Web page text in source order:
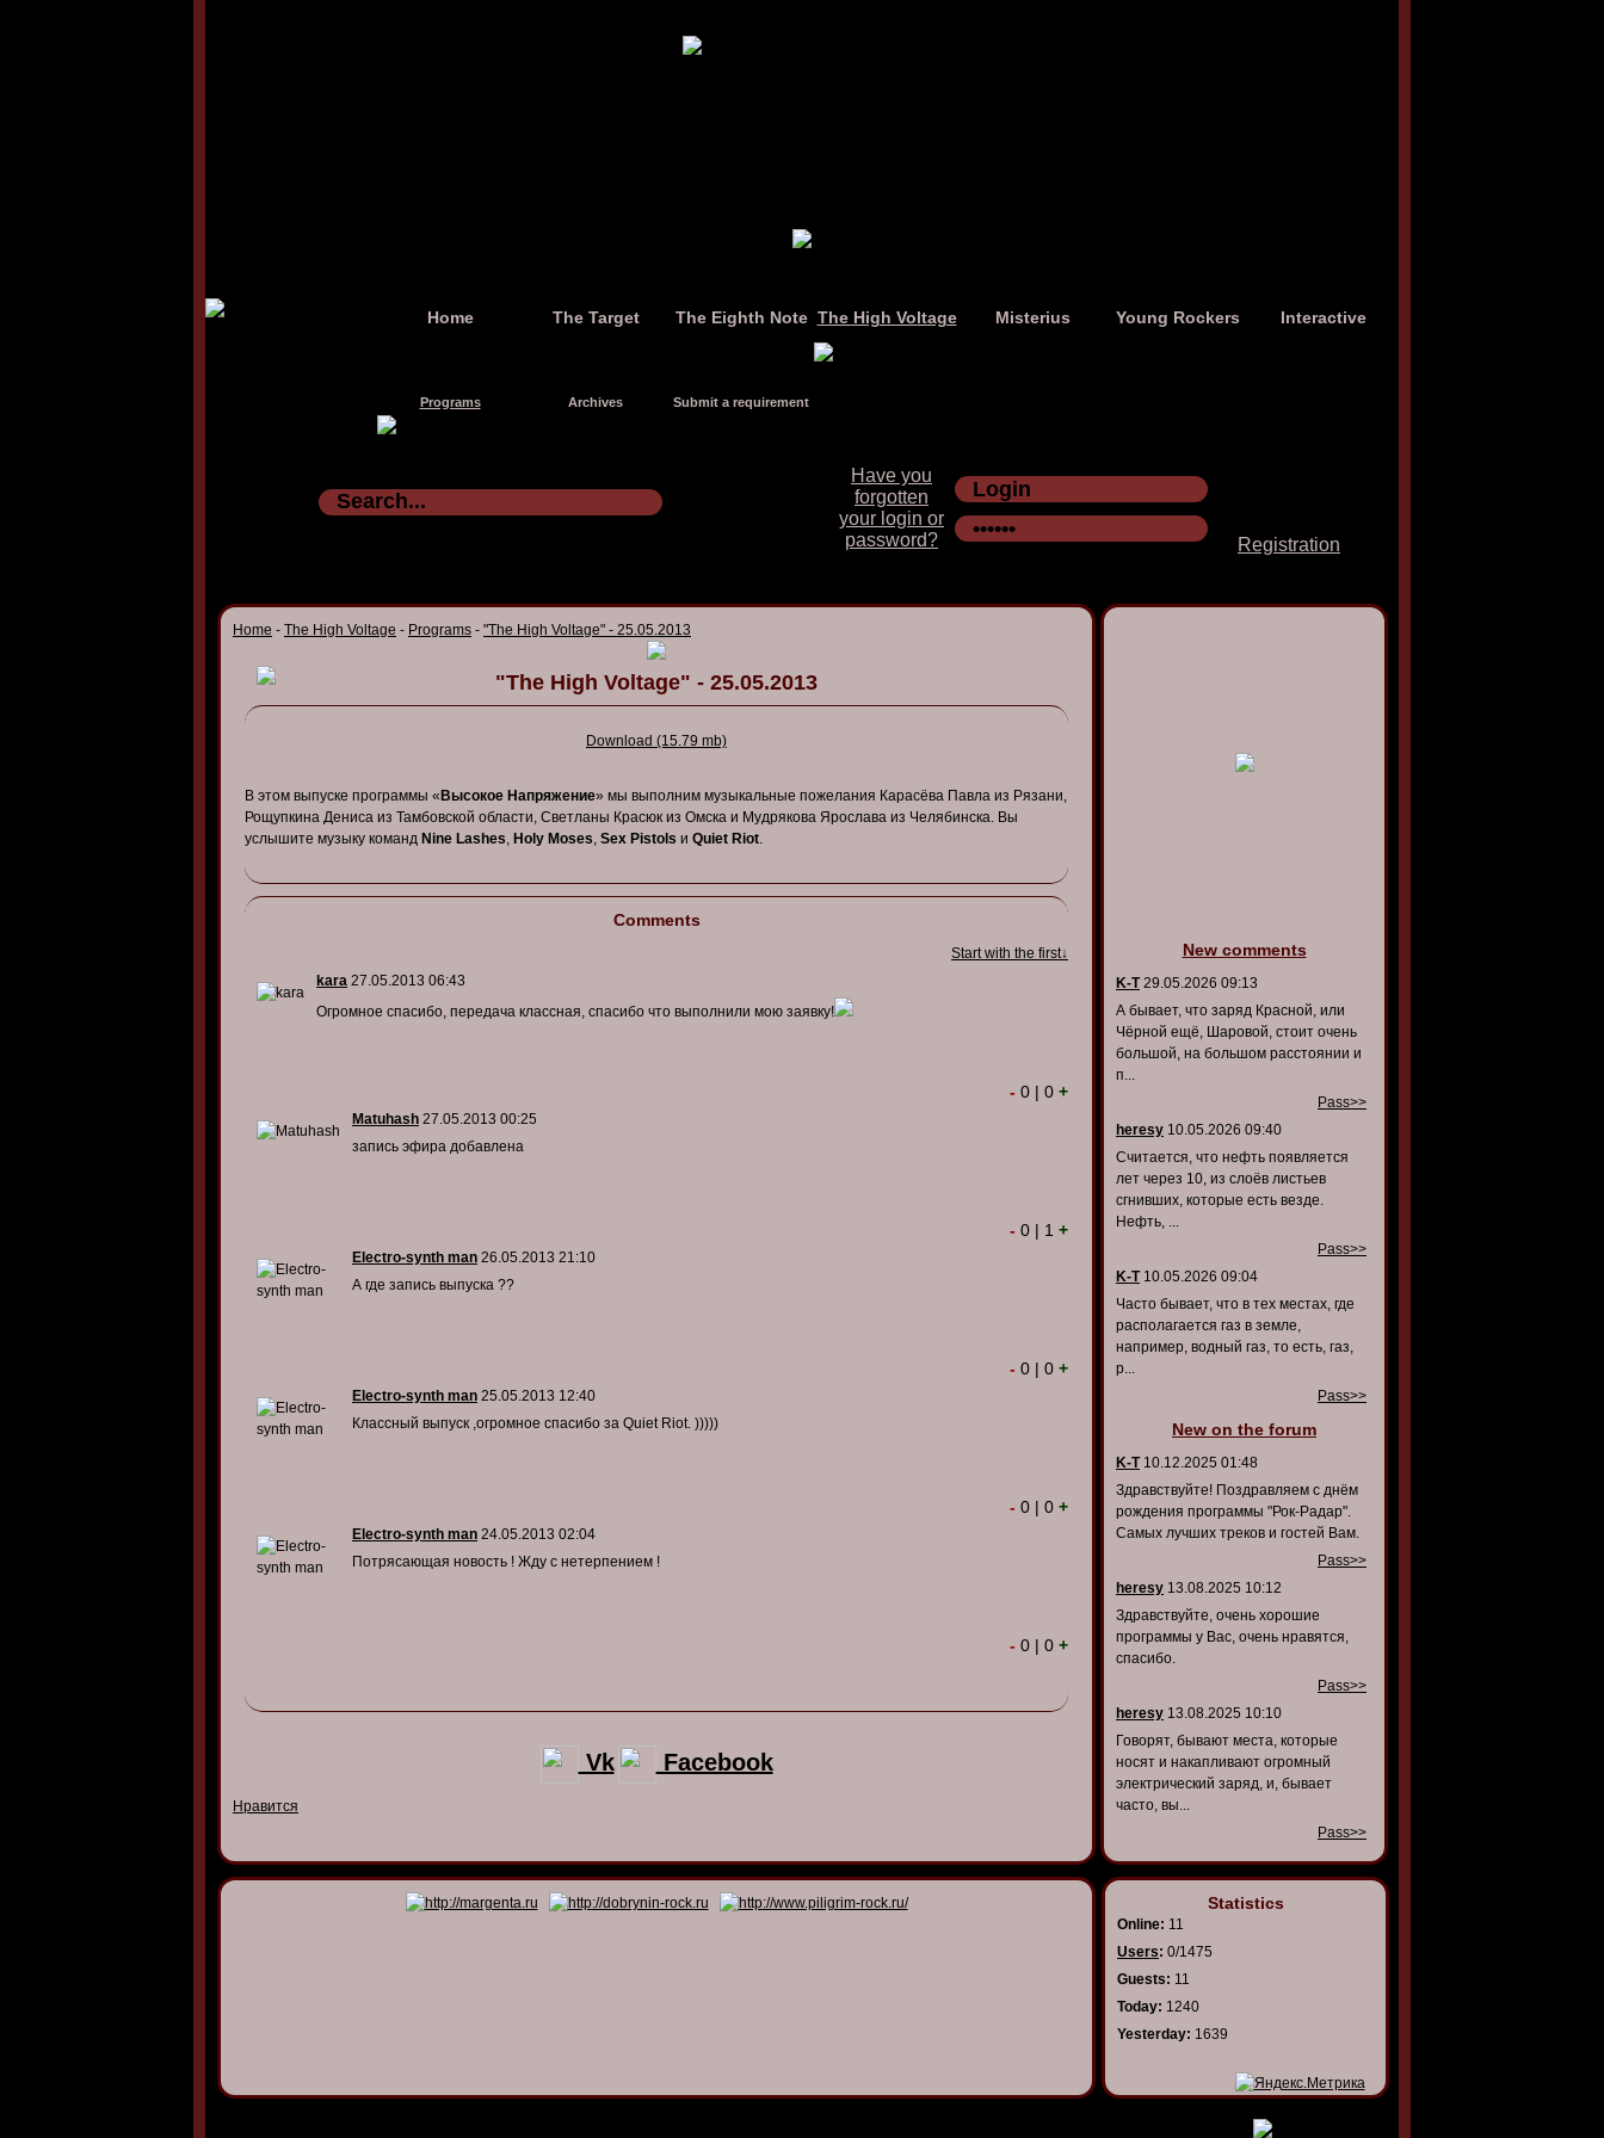
Home The Target The Eighth Note The High Voltage Misterius Young Rockers Interactive
Programs Archives Submit a requirement
Have you
forgotten
your login or
password?
Registration
Home - The High Voltage - Programs - "The High Voltage" - 25.05.2013
"The High Voltage" - 25.05.2013
Download (15.79 mb)
В этом выпуске программы « Высокое Напряжение» мы выполним музыкальные пожелания Карасёва Павла из Рязани,
Рощупкина Дениса из Тамбовской области, Светланы Красюк из Омска и Мудрякова Ярослава из Челябинска. Вы
услышите музыку команд Nine Lashes, Holy Moses, Sex Pistols и Quiet Riot.
Comments
Start with the first↓
kara 27.05.2013 06:43
Огромное спасибо, передача классная, спасибо что выполнили мою заявку!
- 0 | 0 +
Matuhash 27.05.2013 00:25
запись эфира добавлена
- 0 | 1 +
Electro-synth man 26.05.2013 21:10
А где запись выпуска ??
- 0 | 0 +
Electro-synth man 25.05.2013 12:40
Классный выпуск ,огромное спасибо за Quiet Riot. )))))
- 0 | 0 +
Electro-synth man 24.05.2013 02:04
Потрясающая новость ! Жду с нетерпением !
- 0 | 0 +
Vk Facebook
Нравится
New comments
K-T29.05.2026 09:13
А бывает, что заряд Красной, или
Чёрной ещё, Шаровой, стоит очень
большой, на большом расстоянии и
п...
Pass>>
heresy 10.05.2026 09:40
Считается, что нефть появляется
лет через 10, из слоёв листьев
сгнивших, которые есть везде.
Нефть, ...
Pass>>
K-T10.05.2026 09:04
Часто бывает, что в тех местах, где
располагается газ в земле,
например, водный газ, то есть, газ,
р...
Pass>>
New on the forum
K-T10.12.2025 01:48
Здравствуйте! Поздравляем с днём
рождения программы "Рок-Радар".
Самых лучших треков и гостей Вам.
Pass>>
heresy 13.08.2025 10:12
Здравствуйте, очень хорошие
программы у Вас, очень нравятся,
спасибо.
Pass>>
heresy 13.08.2025 10:10
Говорят, бывают места, которые
носят и накапливают огромный
электрический заряд, и, бывает
часто, вы...
Pass>>
Statistics
Online: 11
Users: 0/1475
Guests: 11
Today: 1240
Yesterday: 1639